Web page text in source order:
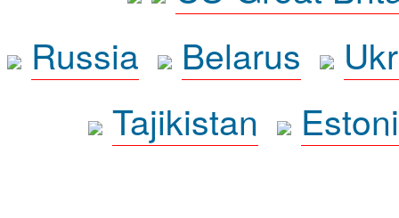
Russia
Belarus
Tajikistan